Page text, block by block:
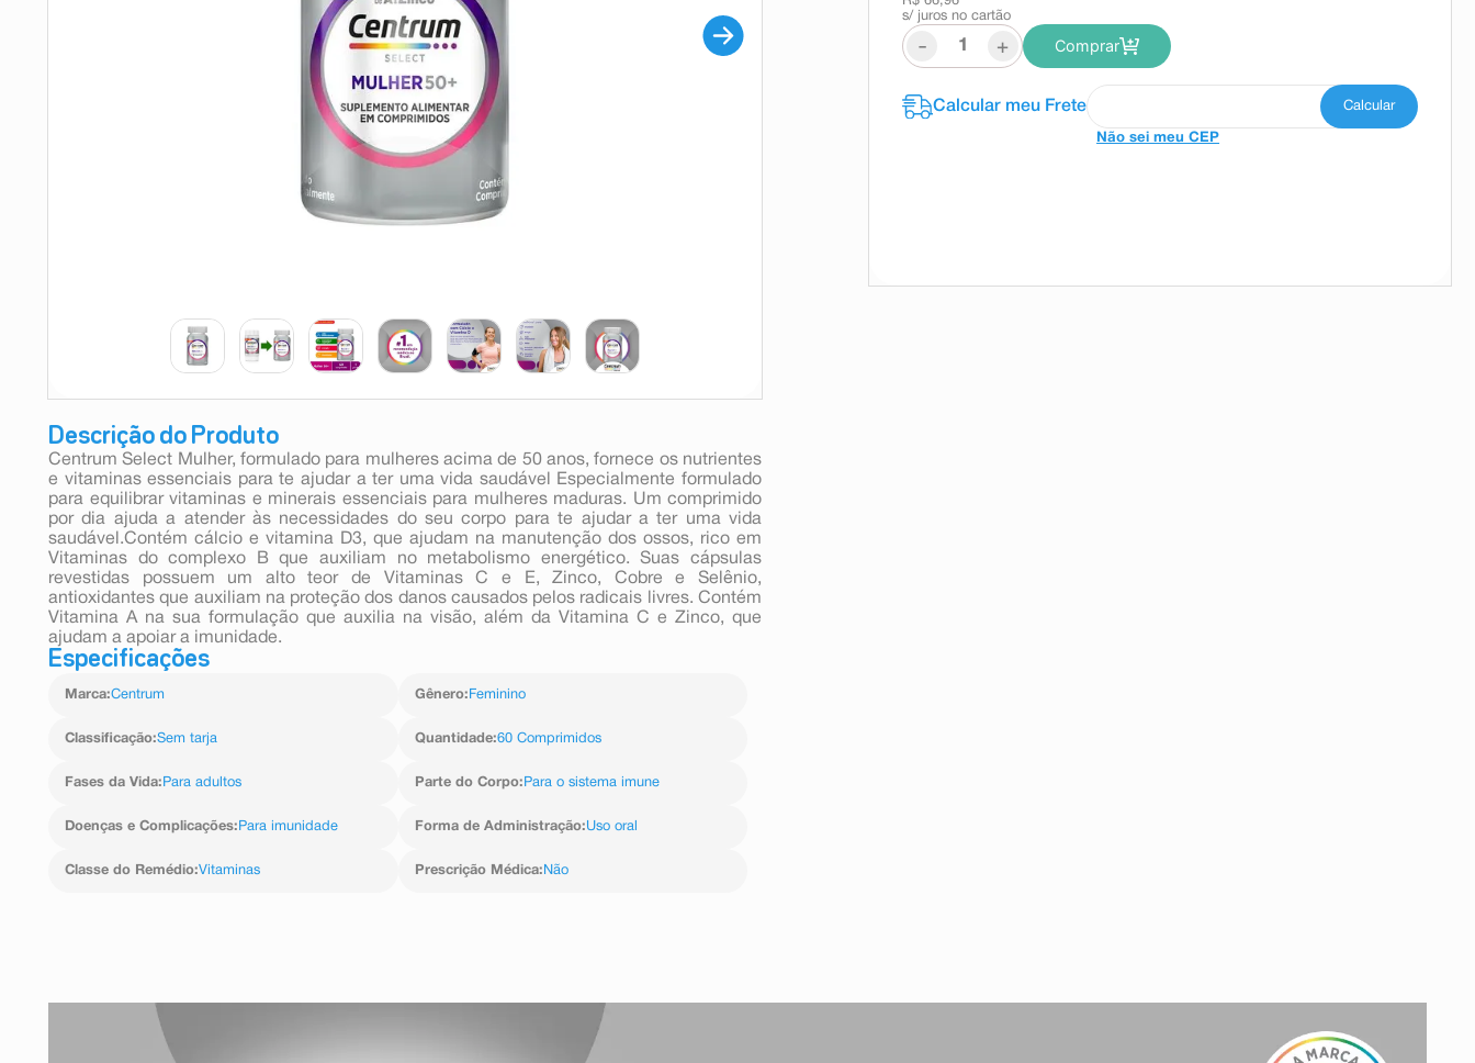
Descrição do Produto
Centrum Select Mulher, formulado para mulheres acima de 50 anos, fornece os nutrientes
e vitaminas essenciais para te ajudar a ter uma vida saudável Especialmente formulado
para equilibrar vitaminas e minerais essenciais para mulheres maduras. Um comprimido
por dia ajuda a atender às necessidades do seu corpo para te ajudar a ter uma vida
saudável.Contém cálcio e vitamina D3, que ajudam na manutenção dos ossos, rico em
Vitaminas do complexo B que auxiliam no metabolismo energético. Suas cápsulas
revestidas possuem um alto teor de Vitaminas C e E, Zinco, Cobre e Selênio,
antioxidantes que auxiliam na proteção dos danos causados pelos radicais livres. Contém
Vitamina A na sua formulação que auxilia na visão, além da Vitamina C e Zinco, que
ajudam a apoiar a imunidade.
Especificações
Marca:Centrum Gênero: Feminino
Classificação:Sem tarja Quantidade:60 Comprimidos
Fases da Vida: Para adultos Parte do Corpo: Para o sistema imune
Doenças e Complicações: Para imunidade Forma de Administração:Uso oral
Classe do Remédio:Vitaminas Prescrição Médica: Não
s/ juros no cartão
- + Comprar
Não sei meu CEP
esmalte
ºabsorvente